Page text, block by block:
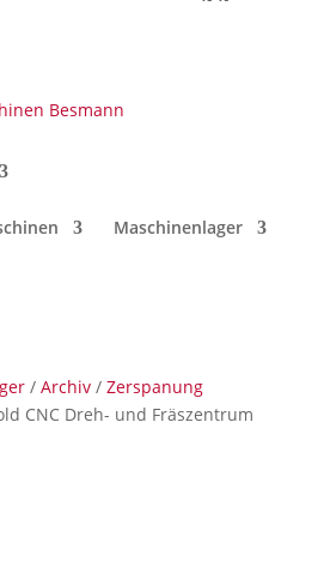
Maschinenlager
/ Archiv/ Zerspanung
CNC Dreh- und Fräszentrum